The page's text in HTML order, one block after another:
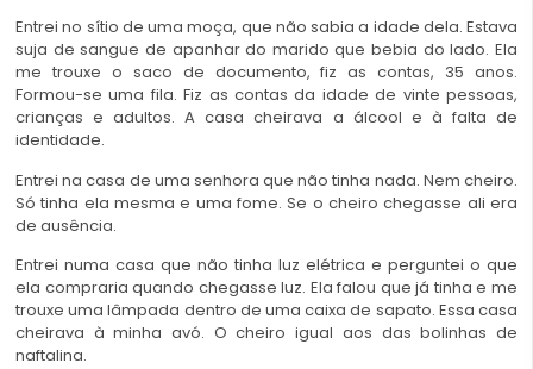
Entrei no sítio de uma moça, que não sabia a idade dela. Estava
suja de sangue de apanhar do marido que bebia do lado. Ela
me trouxe o saco de documento, fiz as contas, 35 anos.
Formou-se uma fila. Fiz as contas da idade de vinte pessoas,
crianças e adultos. A casa cheirava a álcool e à falta de
identidade.
Entrei na casa de uma senhora que não tinha nada. Nem cheiro.
Só tinha ela mesma e uma fome. Se o cheiro chegasse ali era
de ausência.
Entrei numa casa que não tinha luz elétrica e perguntei o que
ela compraria quando chegasse luz. Ela falou que já tinha e me
trouxe uma lâmpada dentro de uma caixa de sapato. Essa casa
cheirava à minha avó. O cheiro igual aos das bolinhas de
naftalina.